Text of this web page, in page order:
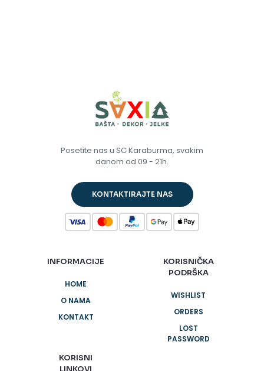
Posetite nas u SC Karaburma, svakim
danom od 09 - 21h.
KONTAKTIRAJTE NAS
INFORMACIJE
HOME
O NAMA
KONTAKT
KORISNI
KORISNIČKA
PODRŠKA
WISHLIST
ORDERS
LOST
PASSWORD